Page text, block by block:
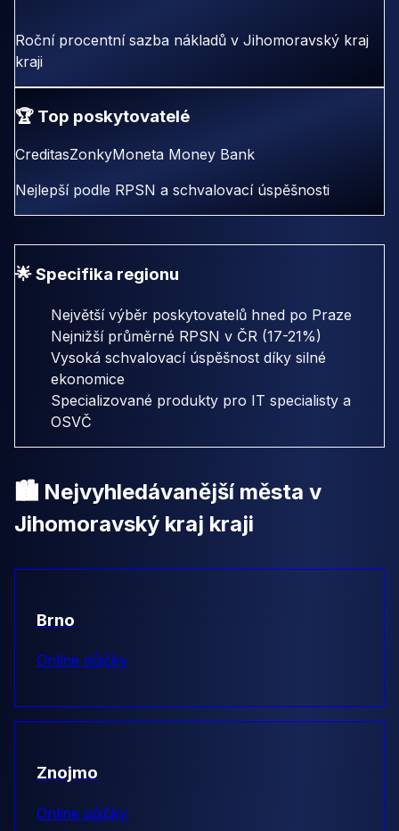
Roční procentní sazba nákladů v Jihomoravský kraj
kraji
🏆 Top poskytovatelé
CreditasZonkyMoneta Money Bank
Nejlepší podle RPSN a schvalovací úspěšnosti
🌟 Specifika regionu
Největší výběr poskytovatelů hned po Praze
Nejnižší průměrné RPSN v ČR (17-21%)
Vysoká schvalovací úspěšnost díky silné
ekonomice
Specializované produkty pro IT specialisty a
OSVČ
🏙️ Nejvyhledávanější města v
Jihomoravský kraj kraji
Brno
Online půjčky
Znojmo
Online půjčky